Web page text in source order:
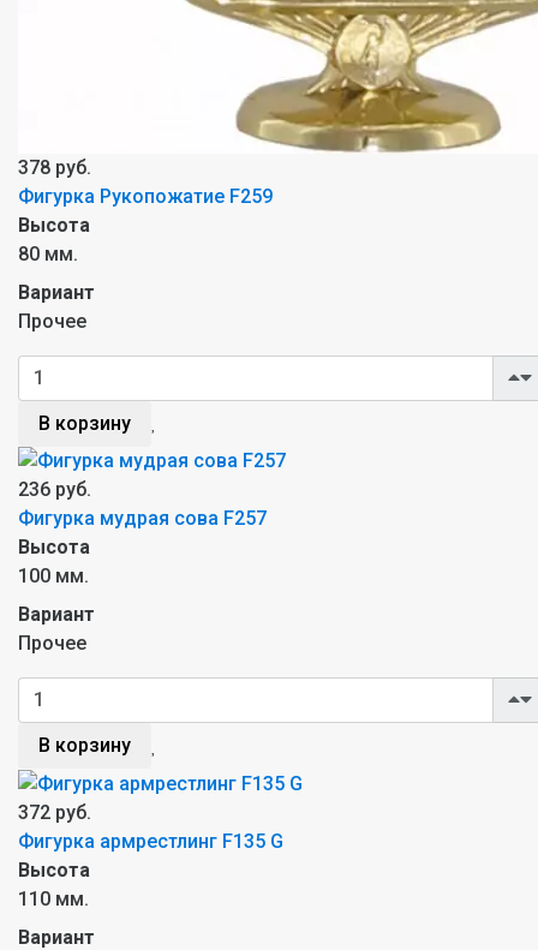
378 руб.
Фигурка Рукопожатие F259
Высота
80 мм.
Вариант
Прочее
В корзину
236 руб.
Фигурка мудрая сова F257
Высота
100 мм.
Вариант
Прочее
В корзину
372 руб.
Фигурка армрестлинг F135 G
Высота
110 мм.
Вариант